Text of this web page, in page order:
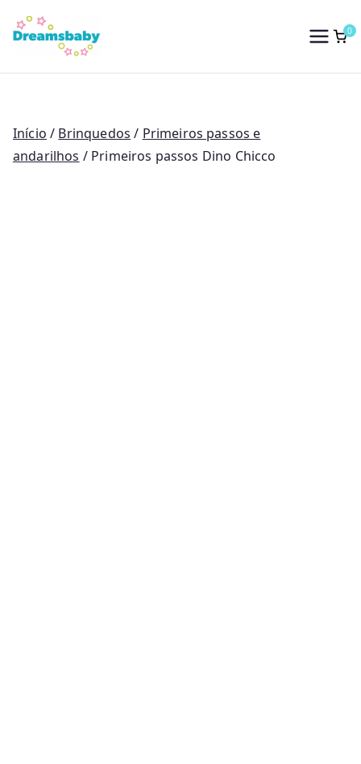
para
conteúdo
Dreams Baby
0
Início / Brinquedos / Primeiros passos e
andarilhos / Primeiros passos Dino Chicco